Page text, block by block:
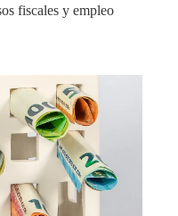
fiscales y empleo